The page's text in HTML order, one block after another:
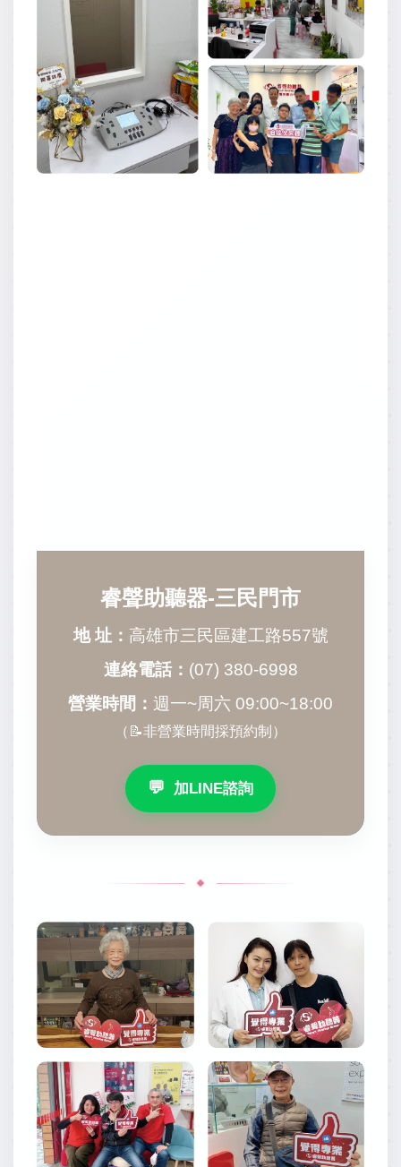
睿聲助聽器-三民門市
地 址： 高雄市三民區建工路557號
連絡電話： (07) 380-6998
營業時間： 週一~周六 09:00~18:00
（📝非營業時間採預約制）
💬 加LINE諮詢